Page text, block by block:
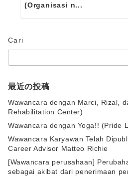
(Organisasi n...
Cari
最近の投稿
Wawancara dengan Marci, Rizal,
Rehabilitation Center)
Wawancara dengan Yoga!! (Pride
Wawancara Karyawan Telah
Career Advisor Matteo Richie
[Wawancara perusahaan]
sebagai akibat dari penerimaan